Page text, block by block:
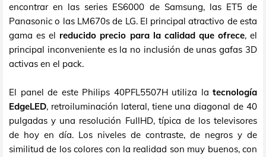
encontrar en las series ES6000 de Samsung, las ET5 de
Panasonic o las LM670s de LG. El principal atractivo de esta
gama es el reducido precio para la calidad que ofrece, el
principal inconveniente es la no inclusión de unas gafas 3D
activas en el pack.
El panel de este Philips 40PFL5507H utiliza la tecnología
EdgeLED, retroiluminación lateral, tiene una diagonal de 40
pulgadas y una resolución FullHD, típica de los televisores
de hoy en día. Los niveles de contraste, de negros y de
similitud de los colores con la realidad son muy buenos, con